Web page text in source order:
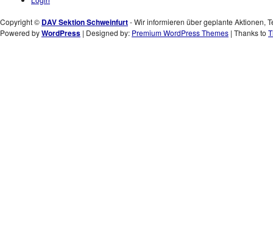
Copyright © DAV Sektion Schweinfurt- Wir informieren über geplante Aktionen,
Powered byWordPress | Designed by: Premium WordPress Themes | Thanks to